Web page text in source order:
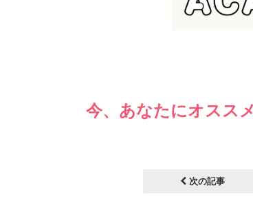
今、あなたにオススメ
次の記事